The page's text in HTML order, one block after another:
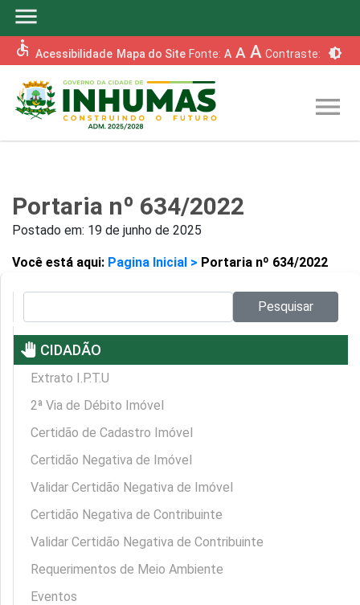
menu
accessible Acessibilidade Mapa do Site Fonte: A A A Contraste: brightness_6
menu
Portaria nº 634/2022
Postado em: 19 de junho de 2025
Você está aqui: Pagina Inicial > Portaria nº 634/2022
Pesquisar
pan_tool CIDADÃO
Extrato I.P.T.U
2ª Via de Débito Imóvel
Certidão de Cadastro Imóvel
Certidão Negativa de Imóvel
Validar Certidão Negativa de Imóvel
Certidão Negativa de Contribuinte
Validar Certidão Negativa de Contribuinte
Requerimentos de Meio Ambiente
Eventos